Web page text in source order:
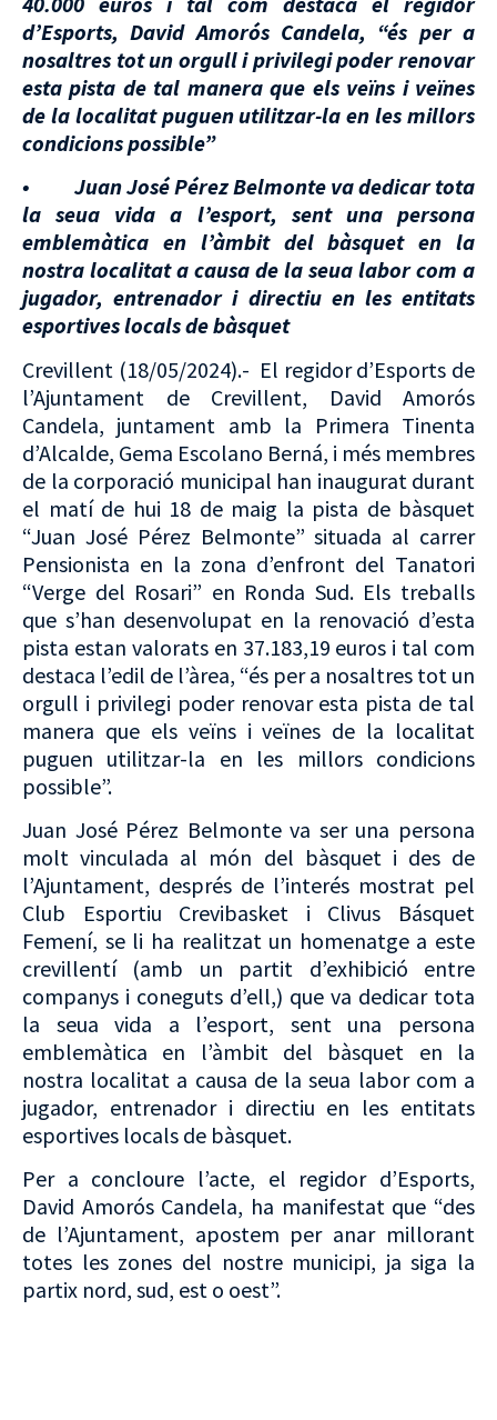
d’Esports, David Amorós Candela, “és per a
nosaltres tot un orgull i privilegi poder renovar
esta pista de tal manera que els veïns i veïnes
de la localitat puguen utilitzar-la en les millors
condicions possible”
• Juan José Pérez Belmonte va dedicar tota
la seua vida a l’esport, sent una persona
emblemàtica en l’àmbit del bàsquet en la
nostra localitat a causa de la seua labor com a
jugador, entrenador i directiu en les entitats
esportives locals de bàsquet
Crevillent (18/05/2024).- El regidor d’Esports de
l’Ajuntament de Crevillent, David Amorós
Candela, juntament amb la Primera Tinenta
d’Alcalde, Gema Escolano Berná, i més membres
de la corporació municipal han inaugurat durant
el matí de hui 18 de maig la pista de bàsquet
“Juan José Pérez Belmonte” situada al carrer
Pensionista en la zona d’enfront del Tanatori
“Verge del Rosari” en Ronda Sud. Els treballs
que s’han desenvolupat en la renovació d’esta
pista estan valorats en 37.183,19 euros i tal com
destaca l’edil de l’àrea, “és per a nosaltres tot un
orgull i privilegi poder renovar esta pista de tal
manera que els veïns i veïnes de la localitat
puguen utilitzar-la en les millors condicions
possible”.
Juan José Pérez Belmonte va ser una persona
molt vinculada al món del bàsquet i des de
l’Ajuntament, després de l’interés mostrat pel
Club Esportiu Crevibasket i Clivus Básquet
Femení, se li ha realitzat un homenatge a este
crevillentí (amb un partit d’exhibició entre
companys i coneguts d’ell,) que va dedicar tota
la seua vida a l’esport, sent una persona
emblemàtica en l’àmbit del bàsquet en la
nostra localitat a causa de la seua labor com a
jugador, entrenador i directiu en les entitats
esportives locals de bàsquet.
Per a concloure l’acte, el regidor d’Esports,
David Amorós Candela, ha manifestat que “des
de l’Ajuntament, apostem per anar millorant
totes les zones del nostre municipi, ja siga la
partix nord, sud, est o oest”.